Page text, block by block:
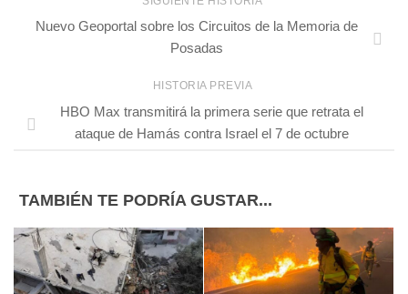
Nuevo Geoportal sobre los Circuitos de la Memoria de
Posadas
HISTORIA PREVIA
HBO Max transmitirá la primera serie que retrata el
ataque de Hamás contra Israel el 7 de octubre
TAMBIÉN TE PODRÍA GUSTAR...